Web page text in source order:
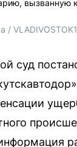
вызванную
/
суд